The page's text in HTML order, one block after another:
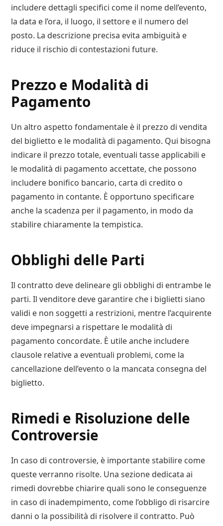
includere dettagli specifici come il nome dell’evento,
la data e l’ora, il luogo, il settore e il numero del
posto. La descrizione precisa evita ambiguità e
riduce il rischio di contestazioni future.
Prezzo e Modalità di
Pagamento
Un altro aspetto fondamentale è il prezzo di vendita
del biglietto e le modalità di pagamento. Qui bisogna
indicare il prezzo totale, eventuali tasse applicabili e
le modalità di pagamento accettate, che possono
includere bonifico bancario, carta di credito o
pagamento in contante. È opportuno specificare
anche la scadenza per il pagamento, in modo da
stabilire chiaramente la tempistica.
Obblighi delle Parti
Il contratto deve delineare gli obblighi di entrambe le
parti. Il venditore deve garantire che i biglietti siano
validi e non soggetti a restrizioni, mentre l’acquirente
deve impegnarsi a rispettare le modalità di
pagamento concordate. È utile anche includere
clausole relative a eventuali problemi, come la
cancellazione dell’evento o la mancata consegna del
biglietto.
Rimedi e Risoluzione delle
Controversie
In caso di controversie, è importante stabilire come
queste verranno risolte. Una sezione dedicata ai
rimedi dovrebbe chiarire quali sono le conseguenze
in caso di inadempimento, come l’obbligo di risarcire
danni o la possibilità di risolvere il contratto. Può